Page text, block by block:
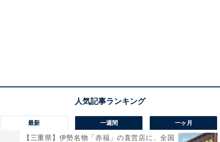
最新 一週間 一ヶ月
【三重県】伊勢名物「赤福」の直営店に、全国